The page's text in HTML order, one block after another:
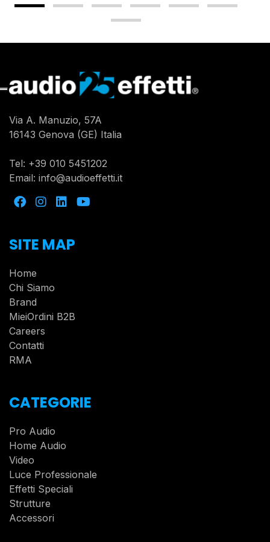
Via A. Manuzio, 57A
16143 Genova (GE) Italia
Tel: +39 010 5451202
Email: info@audioeffetti.it
SITE MAP
Home
Chi Siamo
Brand
MieiOrdini B2B
Careers
Contatti
RMA
CATEGORIE
Pro Audio
Home Audio
Video
Luce Professionale
Effetti Speciali
Strutture
Accessori